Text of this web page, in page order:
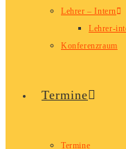
Lehrer – Intern
Lehrer-
Konferenzraum
Termine
Termine